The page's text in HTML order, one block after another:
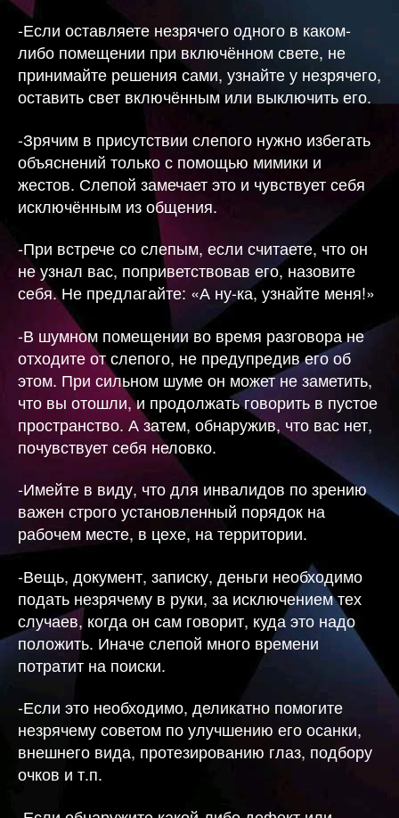
-Если оставляете незрячего одного в каком-
либо помещении при включённом свете, не
принимайте решения сами, узнайте у незрячего,
оставить свет включённым или выключить его.
-Зрячим в присутствии слепого нужно избегать
объяснений только с помощью мимики и
жестов. Слепой замечает это и чувствует себя
исключённым из общения.
-При встрече со слепым, если считаете, что он
не узнал вас, поприветствовав его, назовите
себя. Не предлагайте: «А ну-ка, узнайте меня!»
-В шумном помещении во время разговора не
отходите от слепого, не предупредив его об
этом. При сильном шуме он может не заметить,
что вы отошли, и продолжать говорить в пустое
пространство. А затем, обнаружив, что вас нет,
почувствует себя неловко.
-Имейте в виду, что для инвалидов по зрению
важен строго установленный порядок на
рабочем месте, в цехе, на территории.
-Вещь, документ, записку, деньги необходимо
подать незрячему в руки, за исключением тех
случаев, когда он сам говорит, куда это надо
положить. Иначе слепой много времени
потратит на поиски.
-Если это необходимо, деликатно помогите
незрячему советом по улучшению его осанки,
внешнего вида, протезированию глаз, подбору
очков и т.п.